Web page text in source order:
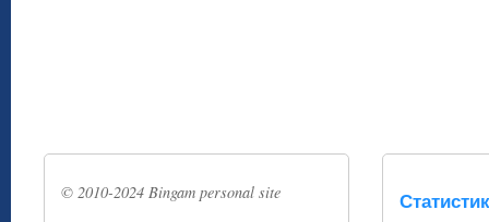
© 2010-2024 Bingam personal site